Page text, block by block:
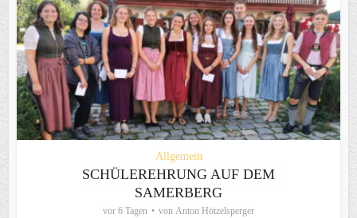
Allgemein
SCHÜLEREHRUNG AUF DEM
SAMERBERG
vor 6 Tagen von Anton Hötzelsperger